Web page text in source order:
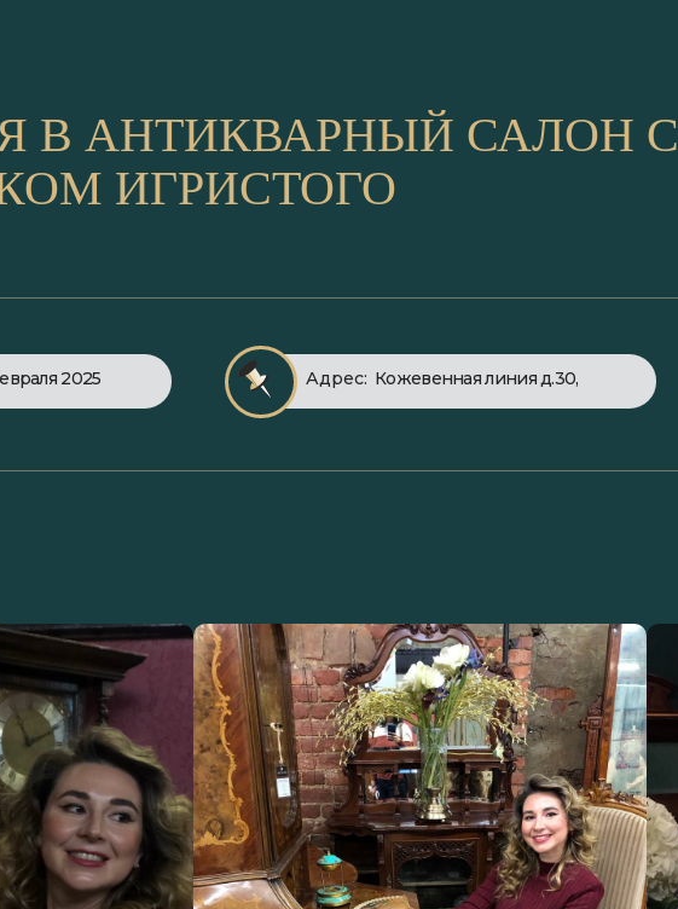
В АНТИКВАРНЫЙ САЛОН С
ИГРИСТОГО
Адрес: Кожевенная линия д.30,
2025